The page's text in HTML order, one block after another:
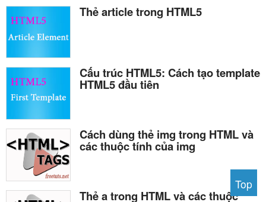
Thẻ article trong HTML5
Cấu trúc HTML5: Cách tạo template
HTML5 đầu tiên
Cách dùng thẻ img trong HTML và
các thuộc tính của img
Thẻ a trong HTML và các thuộc
Top